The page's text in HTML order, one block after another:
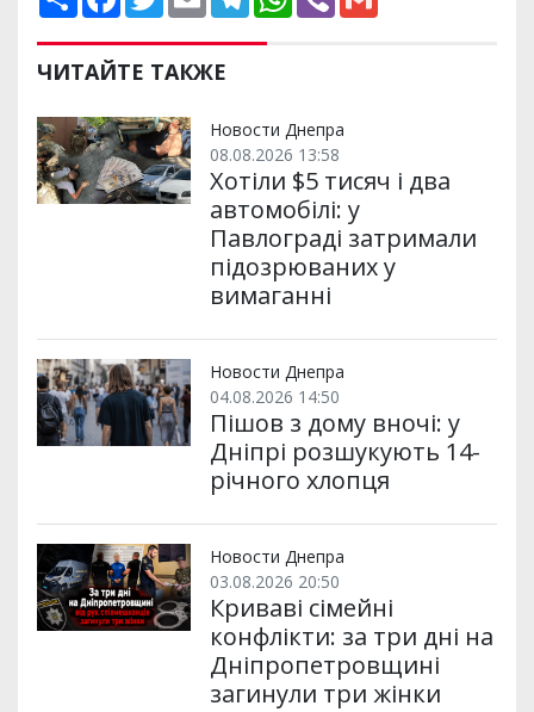
о
и
р
и
и
a
e
b
o
k
w
t
t
e
m
i
l
e
e
m
h
p
ЧИТАЙТЕ ТАКЖЕ
Новости Днепра
08.08.2026 13:58
Хотіли $5 тисяч і два
автомобілі: у
Павлограді затримали
підозрюваних у
вимаганні
Новости Днепра
04.08.2026 14:50
Пішов з дому вночі: у
Дніпрі розшукують 14-
річного хлопця
Новости Днепра
03.08.2026 20:50
Криваві сімейні
конфлікти: за три дні на
Дніпропетровщині
загинули три жінки